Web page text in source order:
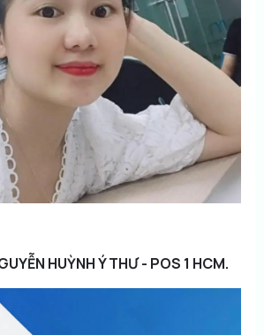
HUỲNH Ý THƯ - POS 1 HCM.